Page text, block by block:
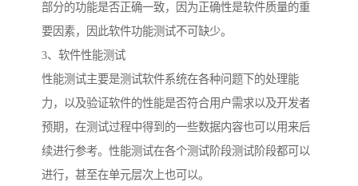
部分的功能是否正确一致，因为正确性是软件质量的重
要因素，因此软件功能测试不可缺少。
3、软件性能测试
性能测试主要是测试软件系统在各种问题下的处理能
力，以及验证软件的性能是否符合用户需求以及开发者
预期，在测试过程中得到的一些数据内容也可以用来后
续进行参考。性能测试在各个测试阶段测试阶段都可以
进行，甚至在单元层次上也可以。